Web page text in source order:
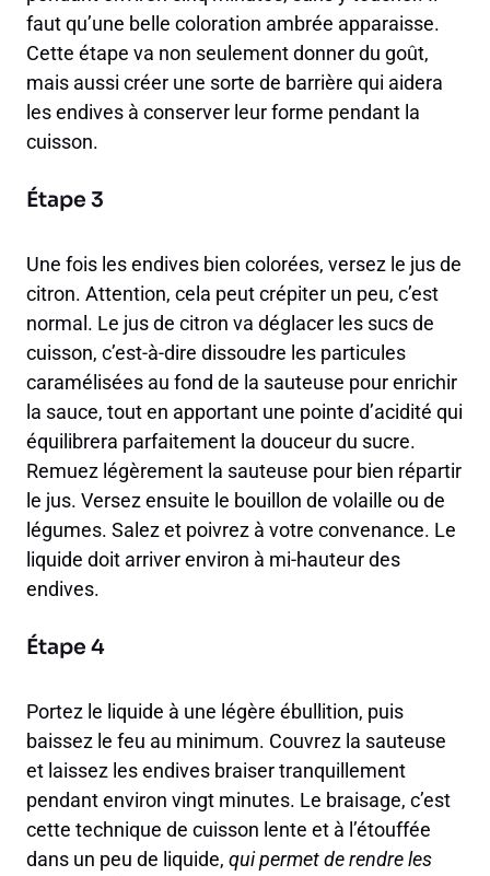
faut qu’une belle coloration ambrée apparaisse.
Cette étape va non seulement donner du goût,
mais aussi créer une sorte de barrière qui aidera
les endives à conserver leur forme pendant la
cuisson.
Étape 3
Une fois les endives bien colorées, versez le jus de
citron. Attention, cela peut crépiter un peu, c’est
normal. Le jus de citron va déglacer les sucs de
cuisson, c’est-à-dire dissoudre les particules
caramélisées au fond de la sauteuse pour enrichir
la sauce, tout en apportant une pointe d’acidité qui
équilibrera parfaitement la douceur du sucre.
Remuez légèrement la sauteuse pour bien répartir
le jus. Versez ensuite le bouillon de volaille ou de
légumes. Salez et poivrez à votre convenance. Le
liquide doit arriver environ à mi-hauteur des
endives.
Étape 4
Portez le liquide à une légère ébullition, puis
baissez le feu au minimum. Couvrez la sauteuse
et laissez les endives braiser tranquillement
pendant environ vingt minutes. Le braisage, c’est
cette technique de cuisson lente et à l’étouffée
dans un peu de liquide, qui permet de rendre les